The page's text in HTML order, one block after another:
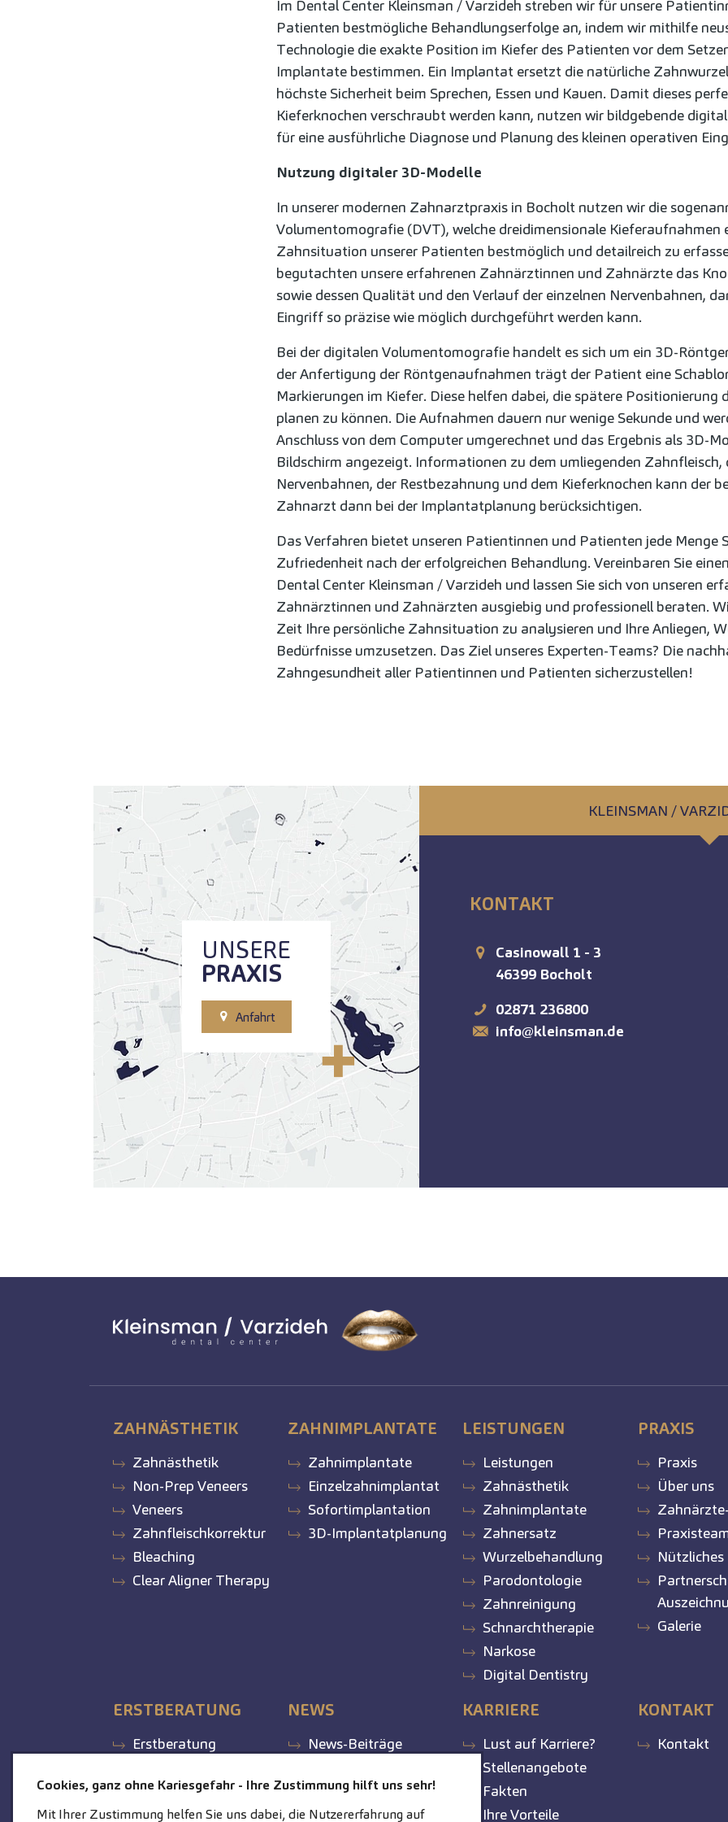
Im Dental Center Kleinsman / Varzideh streben wir für unsere
Patienten bestmögliche Behandlungserfolge an, indem wir mithilfe
Technologie die exakte Position im Kiefer des Patienten vor dem
Implantate bestimmen. Ein Implantat ersetzt die natürliche
höchste Sicherheit beim Sprechen, Essen und Kauen. Damit dieses
Kieferknochen verschraubt werden kann, nutzen wir bildgebende
für eine ausführliche Diagnose und Planung des kleinen operativen
Nutzung digitaler 3D-Modelle
In unserer modernen Zahnarztpraxis in Bocholt nutzen wir die
Volumentomografie (DVT), welche dreidimensionale Kieferaufnahmen
Zahnsituation unserer Patienten bestmöglich und detailreich zu
begutachten unsere erfahrenen Zahnärztinnen und Zahnärzte das
sowie dessen Qualität und den Verlauf der einzelnen Nervenbahnen,
Eingriff so präzise wie möglich durchgeführt werden kann.
Bei der digitalen Volumentomografie handelt es sich um ein 3D-
der Anfertigung der Röntgenaufnahmen trägt der Patient eine
Markierungen im Kiefer. Diese helfen dabei, die spätere Positionierung
planen zu können. Die Aufnahmen dauern nur wenige Sekunde und
Anschluss von dem Computer umgerechnet und das Ergebnis als 3D-
Bildschirm angezeigt. Informationen zu dem umliegenden Zahnfleisch,
Nervenbahnen, der Restbezahnung und dem Kieferknochen kann der
Zahnarzt dann bei der Implantatplanung berücksichtigen.
Das Verfahren bietet unseren Patientinnen und Patienten jede Menge
Zufriedenheit nach der erfolgreichen Behandlung. Vereinbaren Sie
Dental Center Kleinsman / Varzideh und lassen Sie sich von unseren
Zahnärztinnen und Zahnärzten ausgiebig und professionell beraten.
Zeit Ihre persönliche Zahnsituation zu analysieren und Ihre Anliegen,
Bedürfnisse umzusetzen. Das Ziel unseres Experten-Teams? Die
Zahngesundheit aller Patientinnen und Patienten sicherzustellen!
UNSERE
PRAXIS
Anfahrt
KLEINSMAN /
KONTAKT
Casinowall 1 - 3
46399 Bocholt
02871 236800
info@kleinsman.de
ZAHNÄSTHETIK
Zahnästhetik
Non-Prep Veneers
Veneers
Zahnfleischkorrektur
Bleaching
Clear Aligner Therapy
ZAHNIMPLANTATE
Zahnimplantate
Einzelzahnimplantat
Sofortimplantation
3D-Implantatplanung
LEISTUNGEN
Leistungen
Zahnästhetik
Zahnimplantate
Zahnersatz
Wurzelbehandlung
Parodontologie
Zahnreinigung
Schnarchtherapie
Narkose
Digital Dentistry
PRAXIS
Praxis
Über uns
Nützliches
Galerie
ERSTBERATUNG
Erstberatung
NEWS
News-Beiträge
KARRIERE
Lust auf Karriere?
Stellenangebote
Fakten
Ihre Vorteile
KONTAKT
Kontakt
Cookies, ganz ohne Kariesgefahr - Ihre Zustimmung hilft uns sehr!
Mit Ihrer Zustimmung helfen Sie uns dabei, die Nutzererfahrung auf